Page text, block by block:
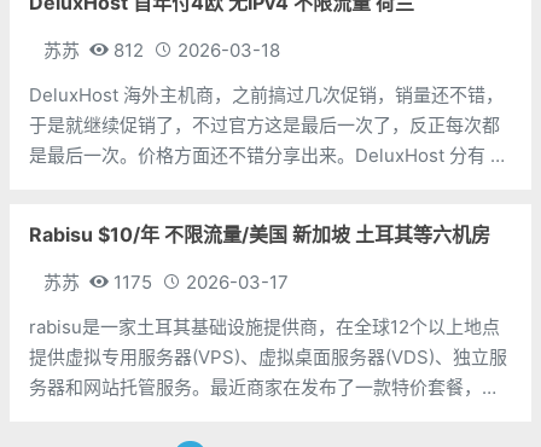
苏苏 812
2026-03-18
DeluxHost 海外主机商，之前搞过几次促销，销量还不错，
于是就继续促销了，不过官方这是最后一次了，反正每次都
是最后一次。价格方面还不错分享出来。DeluxHost 分有 N
M 是
Rabisu $10/年 不限流量/美国 新加坡 土耳其等六机房
苏苏 1175
2026-03-17
rabisu是一家土耳其基础设施提供商，在全球12个以上地点
提供虚拟专用服务器(VPS)、虚拟桌面服务器(VDS)、独立服
务器和网站托管服务。最近商家在发布了一款特价套餐，可